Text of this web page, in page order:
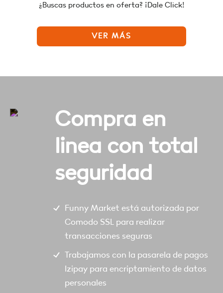
¿Buscas productos en oferta? ¡Dale Click!
VER MÁS
Compra en
linea con total
seguridad
Funny Market está autorizada por
Comodo SSL para realizar
transacciones seguras
Trabajamos con la pasarela de pagos
Izipay para encriptamiento de datos
personales